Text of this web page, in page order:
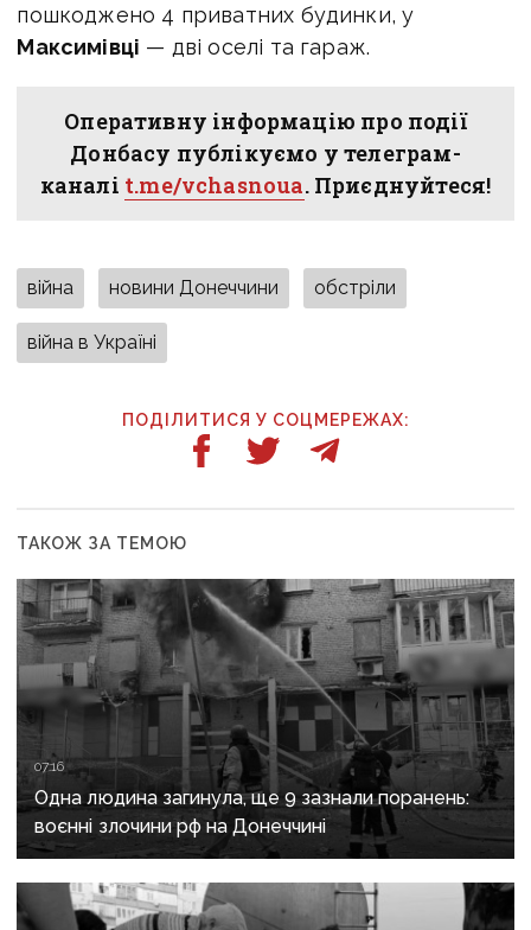
пошкоджено 4 приватних будинки, у
Максимівці — дві оселі та гараж.
Оперативну інформацію про події
Донбасу публікуємо у телеграм-
каналі t.me/vchasnoua. Приєднуйтеся!
війна новини Донеччини обстріли
війна в Україні
ПОДІЛИТИСЯ У СОЦМЕРЕЖАХ:
ТАКОЖ ЗА ТЕМОЮ
07:16
Одна людина загинула, ще 9 зазнали поранень:
воєнні злочини рф на Донеччині